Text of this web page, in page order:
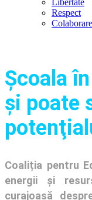
Libertate
Respect
Colaborare
Şcoala
și poate
Coaliția pentru
energii și
curajoasă